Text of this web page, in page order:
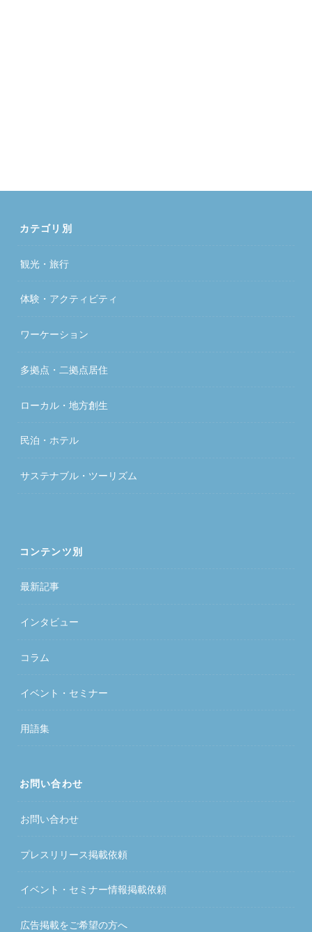
カテゴリ別
観光・旅行
体験・アクティビティ
ワーケーション
多拠点・二拠点居住
ローカル・地方創生
民泊・ホテル
サステナブル・ツーリズム
コンテンツ別
最新記事
インタビュー
コラム
イベント・セミナー
用語集
お問い合わせ
お問い合わせ
プレスリリース掲載依頼
イベント・セミナー情報掲載依頼
広告掲載をご希望の方へ